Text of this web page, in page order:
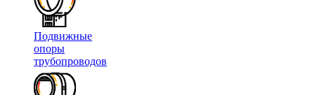
Подвижные
опоры
трубопроводов